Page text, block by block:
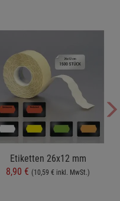
Etiketten 26x12 mm
8,90 € (10,59 € inkl. MwSt.)